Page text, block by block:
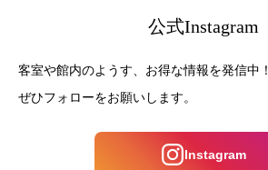
公式Instagram
客室や館内のようす、お得な情報を発信中！
ぜひフォローをお願いします。
Instagram